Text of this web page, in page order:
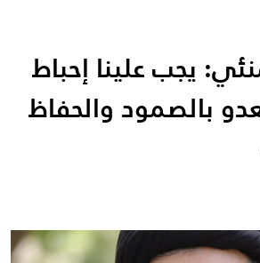
يجب علينا إحباط
بالصمود والحفاظ